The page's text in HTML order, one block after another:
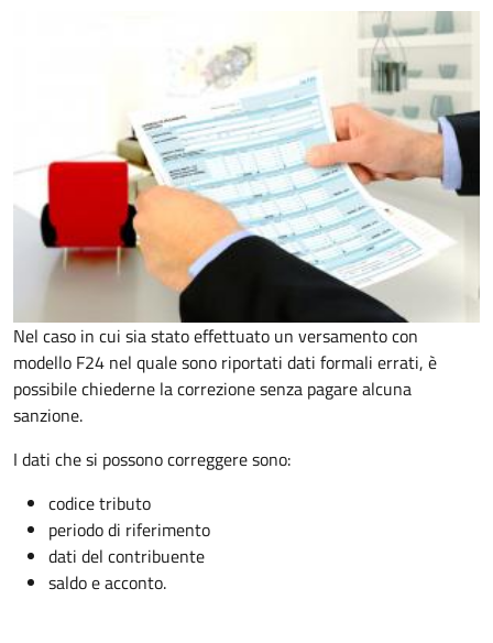
Nel caso in cui sia stato effettuato un versamento con
modello F24 nel quale sono riportati dati formali errati, è
possibile chiederne la correzione senza pagare alcuna
sanzione.
I dati che si possono correggere sono:
codice tributo
periodo di riferimento
dati del contribuente
saldo e acconto.